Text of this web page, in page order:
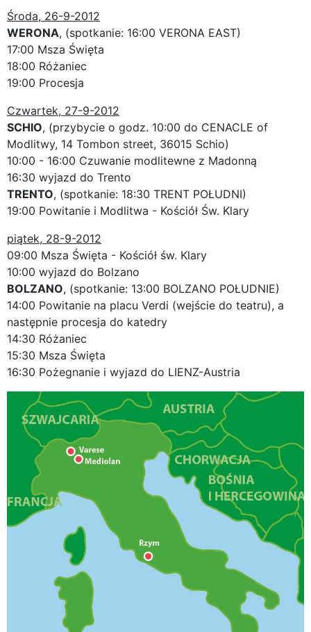
Środa, 26-9-2012
WERONA, (spotkanie: 16:00 VERONA EAST)
17:00 Msza Święta
18:00 Różaniec
19:00 Procesja
Czwartek, 27-9-2012
SCHIO, (przybycie o godz. 10:00 do CENACLE of
Modlitwy, 14 Tombon street, 36015 Schio)
10:00 - 16:00 Czuwanie modlitewne z Madonną
16:30 wyjazd do Trento
TRENTO, (spotkanie: 18:30 TRENT POŁUDNI)
19:00 Powitanie i Modlitwa - Kościół Św. Klary
piątek, 28-9-2012
09:00 Msza Święta - Kościół św. Klary
10:00 wyjazd do Bolzano
BOLZANO, (spotkanie: 13:00 BOLZANO POŁUDNIE)
14:00 Powitanie na placu Verdi (wejście do teatru), a
następnie procesja do katedry
14:30 Różaniec
15:30 Msza Święta
16:30 Pożegnanie i wyjazd do LIENZ-Austria